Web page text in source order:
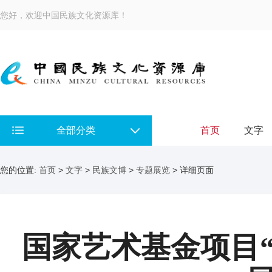
您好，欢迎中国民族文化资源库！
全部分类 首页 文字
您的位置: 首页 > 文字 > 民族文博 > 专题展览 > 详细页面
国家艺术基金项